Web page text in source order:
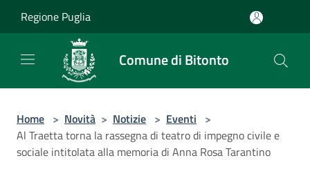
Regione Puglia
Comune di Bitonto
Home > Novità > Notizie > Eventi >
Al Traetta torna la rassegna di teatro di impegno civile e
sociale intitolata alla memoria di Anna Rosa Tarantino